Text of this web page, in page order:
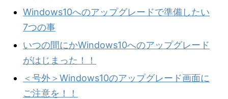
Windows10へのアップグレードで準備したい
7つの事
いつの間にかWindows10へのアップグレード
がはじまった！！
＜号外＞Windows10のアップグレード画面に
ご注意を！！